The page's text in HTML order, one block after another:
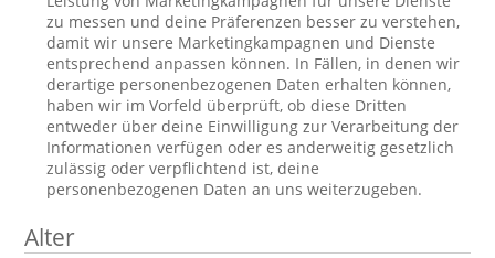
zu messen und deine Präferenzen besser zu verstehen,
damit wir unsere Marketingkampagnen und Dienste
entsprechend anpassen können. In Fällen, in denen wir
derartige personenbezogenen Daten erhalten können,
haben wir im Vorfeld überprüft, ob diese Dritten
entweder über deine Einwilligung zur Verarbeitung der
Informationen verfügen oder es anderweitig gesetzlich
zulässig oder verpflichtend ist, deine
personenbezogenen Daten an uns weiterzugeben.
Alter